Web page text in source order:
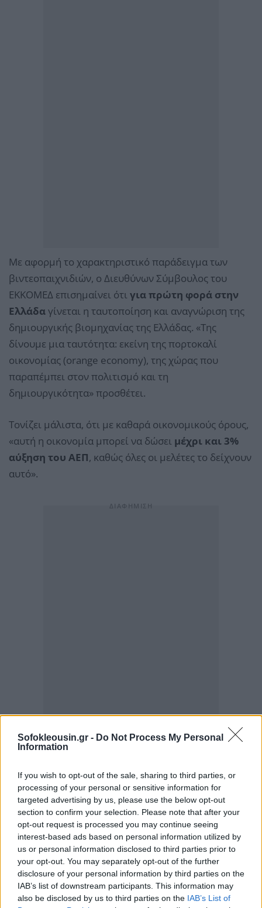
Sofokleousin.gr - Do Not Process My Personal
Information
If you wish to opt-out of the sale, sharing to third parties, or
processing of your personal or sensitive information for
targeted advertising by us, please use the below opt-out
section to confirm your selection. Please note that after your
opt-out request is processed you may continue seeing
interest-based ads based on personal information utilized by
us or personal information disclosed to third parties prior to
your opt-out. You may separately opt-out of the further
disclosure of your personal information by third parties on the
IAB’s list of downstream participants. This information may
also be disclosed by us to third parties on the IAB’s List of
Με αφορμή το χαρακτηριστικό παράδειγμα των
βιντεοπαιχνιδιών, ο Διευθύνων Σύμβουλος του
ΕΚΚΟΜΕΔ επισημαίνει ότι για πρώτη φορά στην
Ελλάδαγίνεται η ταυτοποίηση και αναγνώριση της
δημιουργικής βιομηχανίας της Ελλάδας. «Της
δίνουμε μια ταυτότητα: εκείνη της πορτοκαλί
οικονομίας (orange economy), της χώρας που
παραπέμπει στον πολιτισμό και τη
δημιουργικότητα» προσθέτει.
Τονίζει μάλιστα, ότι με καθαρά οικονομικούς όρους,
«αυτή η οικονομία μπορεί να δώσει μέχρι και 3%
αύξηση του ΑΕΠ, καθώς όλες οι μελέτες το δείχνουν
αυτό».
«Η δημιουργικότητα εκφράζει το εύρος της
αποστολής του νέου φορέα. Θέλουμε να αναδείξουμε
και άλλες πτυχές της ελληνικής δημιουργίας,